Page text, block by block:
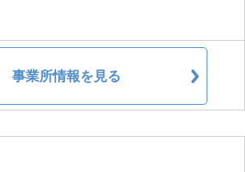
事業所情報を見る